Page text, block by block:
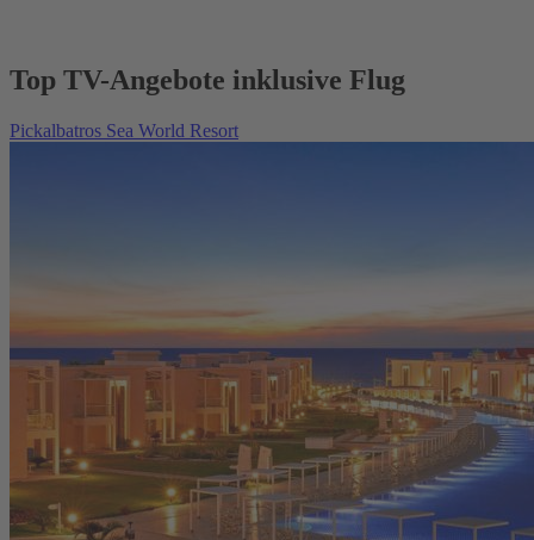
Top TV-Angebote inklusive Flug
Pickalbatros Sea World Resort